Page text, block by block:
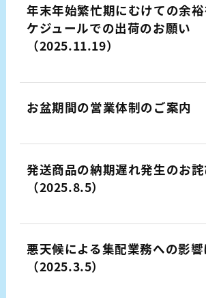
年末年始繁忙期にむけての余
ケジュールでの出荷のお願い
（2025.11.19）
お盆期間の営業体制のご案内
発送商品の納期遅れ発生のお
（2025.8.5）
悪天候による集配業務への影響
（2025.3.5）